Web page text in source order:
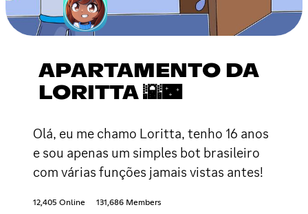
APARTAMENTO DA
LORITTA 🌇🌃
Olá, eu me chamo Loritta, tenho 16 anos
e sou apenas um simples bot brasileiro
com várias funções jamais vistas antes!
12,405 Online 131,686 Members